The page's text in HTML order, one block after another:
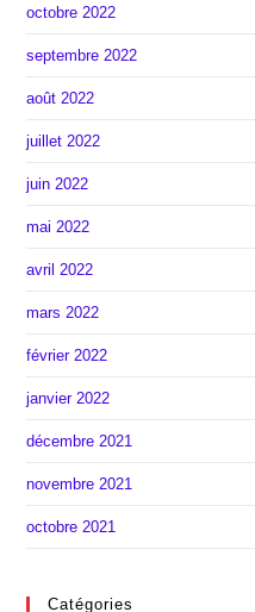
octobre 2022
septembre 2022
août 2022
juillet 2022
juin 2022
mai 2022
avril 2022
mars 2022
février 2022
janvier 2022
décembre 2021
novembre 2021
octobre 2021
Catégories